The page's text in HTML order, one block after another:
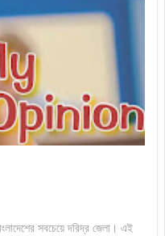
সবচেয়ে দরিদ্র জেলা। এই